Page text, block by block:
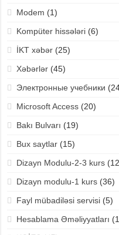
Modem (1)
Kompüter hissələri(6)
İKT xəbər(25)
Xəbərlər(45)
Электронные учебники
Microsoft Access(20)
Bakı Bulvarı (19)
Bux saytlar(15)
Dizayn Modulu-2-3 kurs
Dizayn modulu-1 kurs(36)
Fayl mübadiləsi servisi(5)
Hesablama Əməliyyatları